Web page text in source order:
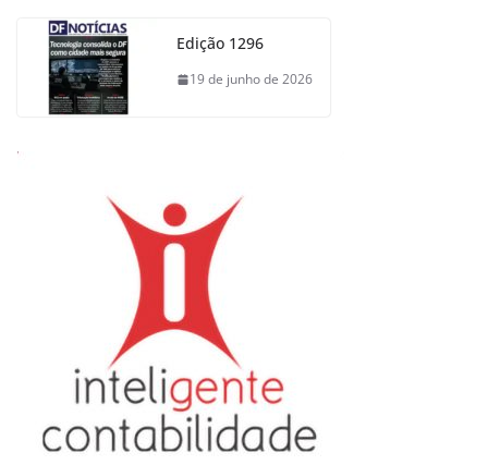
Edição 1296
19 de junho de 2026